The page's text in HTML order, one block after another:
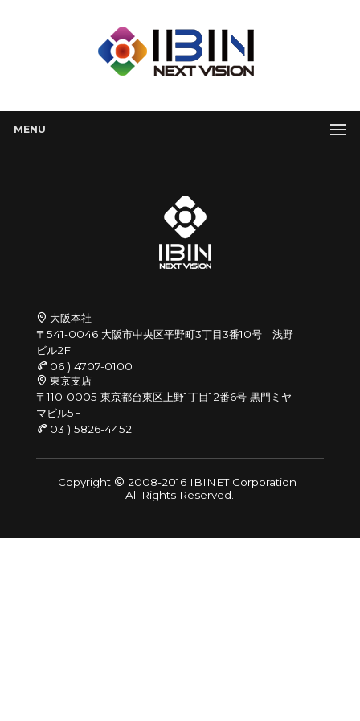
MENU
大阪本社
〒541-0046 大阪市中央区平野町3丁目3番10号 浅野
ビル2F
06 ) 4707-0100
東京支店
〒110-0005 東京都台東区上野1丁目12番6号 黒門ミヤ
マビル5F
03 ) 5826-4452
Copyright
2008-2016 IBINET Corporation .
All Rights Reserved.